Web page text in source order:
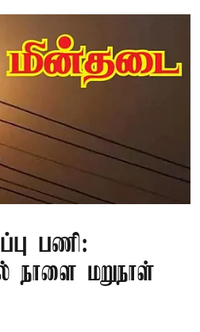
பணி:
நாளை மறுநாள்